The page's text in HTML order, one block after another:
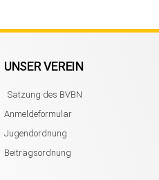
UNSER VEREIN
Satzung des BVBN
Anmeldeformular
Jugendordnung
Beitragsordnung